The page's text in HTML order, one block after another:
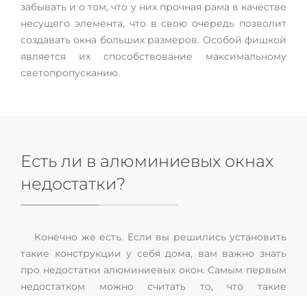
забывать и о том, что у них прочная рама в качестве
несущего элемента, что в свою очередь позволит
создавать окна больших размеров. Особой фишкой
является их способствование максимальному
светопропусканию.
Есть ли в алюминиевых окнах
недостатки?
Конечно же есть. Если вы решились установить
такие конструкции у себя дома, вам важно знать
про недостатки алюминиевых окон. Самым первым
недостатком можно считать то, что такие